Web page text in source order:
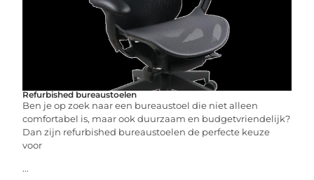
Refurbished bureaustoelen
Ben je op zoek naar een bureaustoel die niet alleen
comfortabel is, maar ook duurzaam en budgetvriendelijk?
Dan zijn refurbished bureaustoelen de perfecte keuze
voor
...